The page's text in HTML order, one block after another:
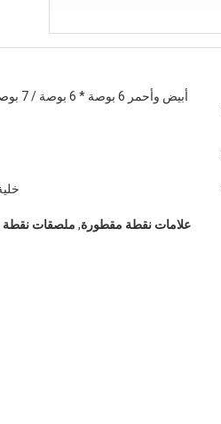
علامات نقطة مقطورة, ملصقات نقطة